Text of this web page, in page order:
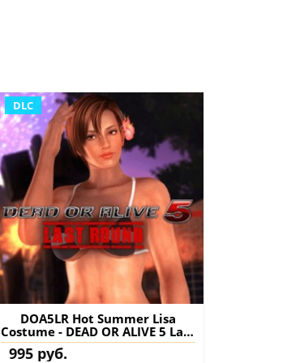
DLC
DOA5LR Hot Summer Lisa
Costume - DEAD OR ALIVE 5 Last
Round PS4 (Турция) купить
дополнение на аккаунт
995 руб.